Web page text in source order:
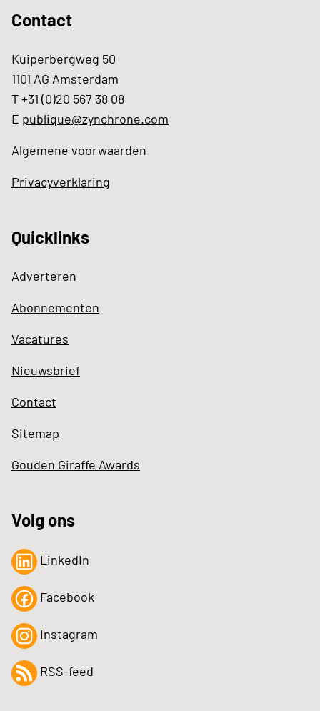
Contact
Kuiperbergweg 50
1101 AG Amsterdam
T +31 (0)20 567 38 08
E publique@zynchrone.com
Algemene voorwaarden
Privacyverklaring
Quicklinks
Adverteren
Abonnementen
Vacatures
Nieuwsbrief
Contact
Sitemap
Gouden Giraffe Awards
Volg ons
LinkedIn
Facebook
Instagram
RSS-feed